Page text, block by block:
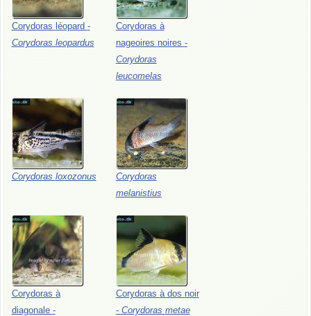
Corydoras léopard -
Corydoras leopardus
Corydoras à
nageoires noires -
Corydoras
leucomelas
Corydoras loxozonus
Corydoras
melanistius
Corydoras à
diagonale -
Corydoras à dos noir
- Corydoras metae